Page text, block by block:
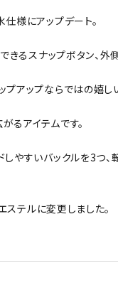
様にアップデート。
るスナップボタン、外
アップならではの嬉し
るアイテムです。
しやすいバックルを3つ
テルに変更しました。